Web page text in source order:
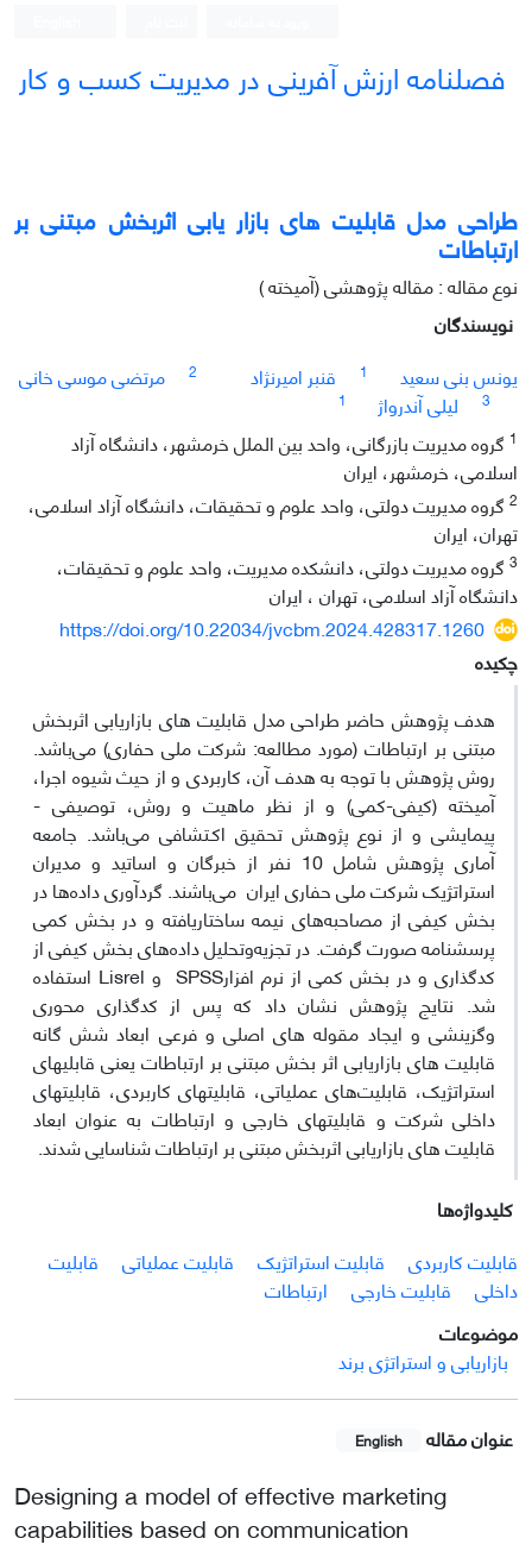
فصلنامه ارزش آفرینی در مدیریت کسب و کار
طراحی مدل قابلیت های بازار یابی اثربخش مبتنی بر
ارتباطات
نوع مقاله : مقاله پژوهشی (آمیخته )
نویسندگان
یونس بنی سعید
1 قنبر امیرنژاد 2 مرتضی موسی خانی
3 لیلی آندرواژ
1
1 گروه مدیریت بازرگانی، واحد بین الملل خرمشهر، دانشگاه آزاد
اسلامی، خرمشهر، ایران
2 گروه مدیریت دولتی، واحد علوم و تحقیقات، دانشگاه آزاد اسلامی،
تهران، ایران
3 گروه مدیریت دولتی، دانشکده مدیریت، واحد علوم و تحقیقات،
دانشگاه آزاد اسلامی، تهران ، ایران
https://doi.org/10.22034/jvcbm.2024.428317.1260
چکیده
هدف پژوهش حاضر طراحی مدل قابلیت های بازاریابی اثربخش
مبتنی بر ارتباطات (مورد مطالعه: شرکت ملی حفاری) می‌باشد.
روش پژوهش با توجه به هدف آن، کاربردی و از حیث شیوه اجرا،
آمیخته (کیفی-کمی) و از نظر ماهیت و روش، توصیفی -
پیمایشی و از نوع پژوهش تحقیق اکـتشافی می‌باشد. جامعه
آماری پژوهش شامل 10 نفر از خبرگان و اساتید و مدیران
استراتژیک شرکت ملی حفاری ایران می‌باشند. گرد‌آوری داده‌ها در
بخش کیفی از مصاحبه‌های نیمه ساختاریافته و در بخش کمی
پرسشنامه صورت گرفت. در تجزیه‌وتحلیل داده‌های بخش کیفی از
کدگذاری و در بخش کمی از نرم افزارSPSS و Lisrel استفاده
شد. نتایج پژوهش نشان داد که پس از کدگذاری محوری
وگزینشی و ایجاد مقوله های اصلی و فرعی ابعاد شش گانه
قابلیت های بازاریابی اثر بخش مبتنی بر ارتباطات یعنی قابلیهای
استراتژیک، قابلیت‌های عملیاتی، قابلیتهای کاربردی، قابلیتهای
داخلی شرکت و قابلیتهای خارجی و ارتباطات به عنوان ابعاد
قابلیت های بازاریابی اثربخش مبتنی بر ارتباطات شناسایی شدند.
کلیدواژه‌ها
قابلیت کاربردی
قابلیت استراتژیک قابلیت عملیاتی
قابلیت
داخلی
قابلیت خارجی
ارتباطات
موضوعات
بازاریابی و استراتژی برند
عنوان مقاله English
Designing a model of effective marketing
capabilities based on communication